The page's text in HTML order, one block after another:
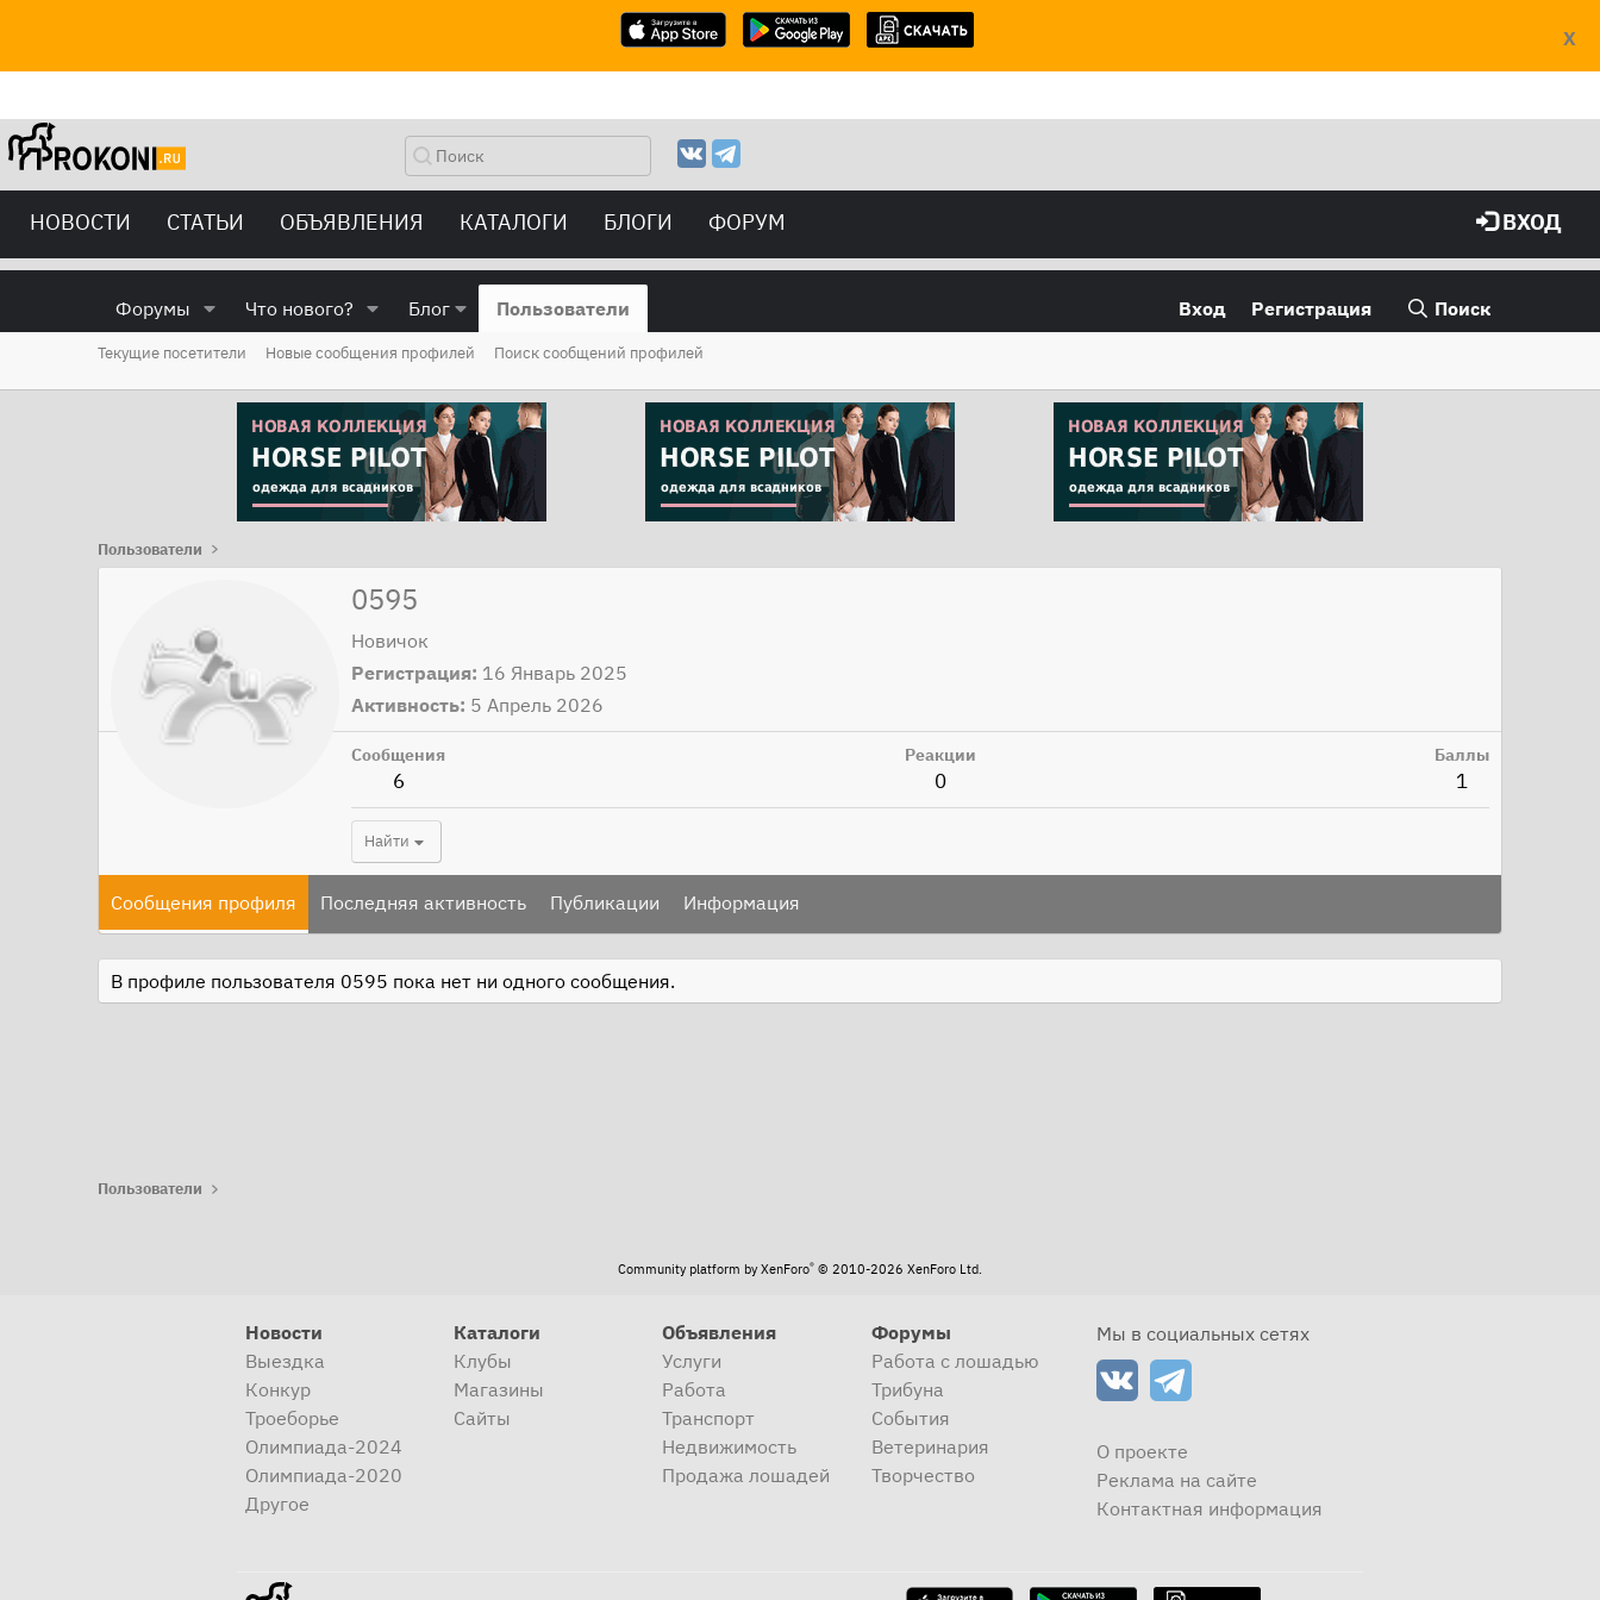
X
НОВОСТИ СТАТЬИ ОБЪЯВЛЕНИЯ КАТАЛОГИ БЛОГИ ФОРУМ ВХОД
Форумы Что нового? Блог Пользователи Вход Регистрация Поиск
Текущие посетители Новые сообщения профилей Поиск сообщений профилей
Пользователи
0595
Новичок
Регистрация 16 Январь 2025
Активность 5 Апрель 2026
Сообщения
6
Реакции
0
Баллы
1
Найти
Сообщения профиля Последняя активность Публикации Информация
В профиле пользователя 0595 пока нет ни одного сообщения.
Пользователи
Community platform by XenForo® © 2010-2026 XenForo Ltd.
Новости
Выездка
Конкур
Троеборье
Олимпиада-2024
Олимпиада-2020
Другое
Каталоги
Клубы
Магазины
Сайты
Объявления
Услуги
Работа
Транспорт
Недвижимость
Продажа лошадей
Форумы
Работа с лошадью
Трибуна
События
Ветеринария
Творчество
Мы в социальных сетях
О проекте
Реклама на сайте
Контактная информация